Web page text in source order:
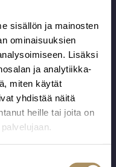
sisällön ja mainosten
ominaisuuksien
Lisäksi
ja analytiikka-
miten käytät
yhdistää näitä
heille tai joita on
Kuljetus
tuhkaukseen
välillä Kempele-
Oulu.
Huolehdimme
myös kaikista
kuljetuksissa
tarvittavista
asiakirjoista.
€